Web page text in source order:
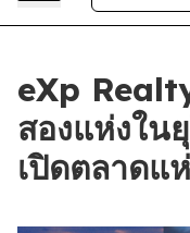
eXp
สองแห่งใน
เปิดตลาดแ